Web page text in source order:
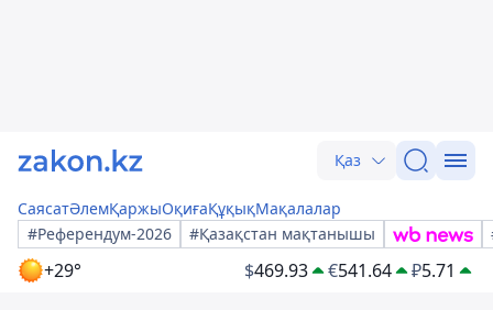
Қаз
СаясатӘлемҚаржыОқиғаҚұқықМақалалар
#Референдум-2026
#Қазақстан мақтанышы
+29° $469.93 €541.64 ₽5.71